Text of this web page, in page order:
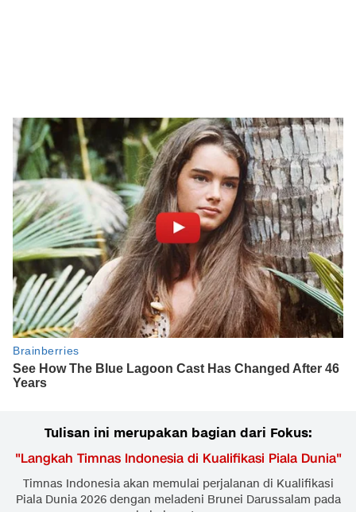
Tulisan ini merupakan bagian dari Fokus:
"Langkah Timnas Indonesia di Kualifikasi Piala Dunia"
Timnas Indonesia akan memulai perjalanan di Kualifikasi
Piala Dunia 2026 dengan meladeni Brunei Darussalam pada